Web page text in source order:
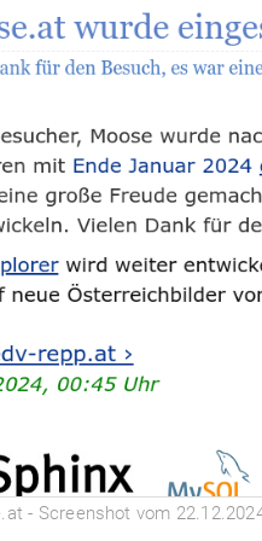
- Screenshot vom